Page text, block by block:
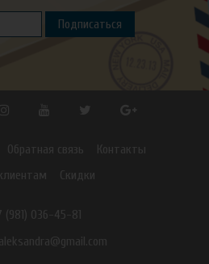
Подписаться
Обратная связь
Контакты
Скидки
(981) 036-45-81